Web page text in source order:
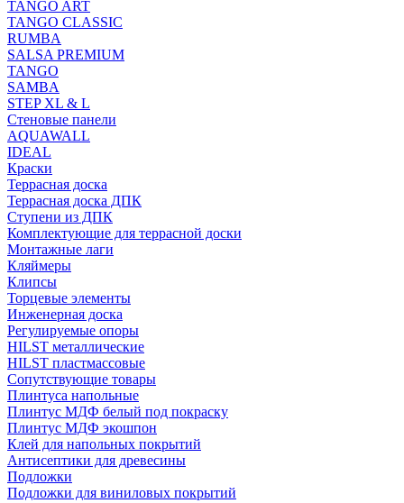
TANGO ART
TANGO CLASSIC
RUMBA
SALSA PREMIUM
TANGO
SAMBA
STEP XL & L
Стеновые панели
AQUAWALL
IDEAL
Краски
Террасная доска
Террасная доска ДПК
Ступени из ДПК
Комплектующие для террасной доски
Монтажные лаги
Кляймеры
Клипсы
Торцевые элементы
Инженерная доска
Регулируемые опоры
HILST металлические
HILST пластмассовые
Сопутствующие товары
Плинтуса напольные
Плинтус МДФ белый под покраску
Плинтус МДФ экошпон
Клей для напольных покрытий
Антисептики для древесины
Подложки
Подложки для виниловых покрытий